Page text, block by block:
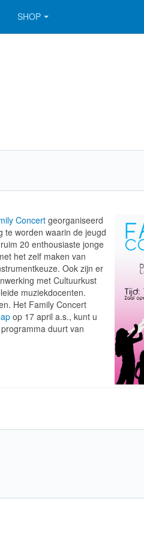
SHOP
Concertgeorganiseerd
te worden waarin de jeugd
20 enthousiaste jonge
het zelf maken van
Ook zijn er
met Cultuurkust
muziekdocenten.
Het Family Concert
op 17 april a.s., kunt u
duurt van